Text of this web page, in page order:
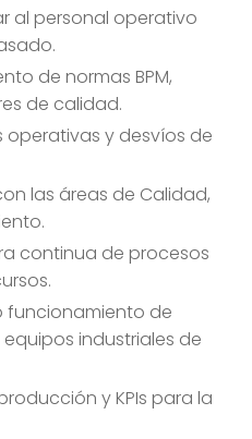
al personal operativo
de normas BPM,
de calidad.
operativas y desvíos de
las áreas de Calidad,
continua de procesos
funcionamiento de
industriales de
y KPIs para la